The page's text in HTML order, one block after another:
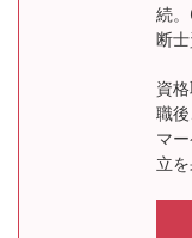
続
断士
資
職
マ
立を